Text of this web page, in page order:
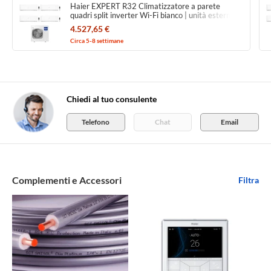
Haier EXPERT R32 Climatizzatore a parete
quadri split inverter Wi-Fi bianco | unità esterna
12.5 kW unità interne
9000+9000+15000+24000 BTU
1
4.527,65 €
Circa 5-8 settimane
Complementi e Accessori Filtra
Chiedi al tuo consulente
Telefono Chat Email